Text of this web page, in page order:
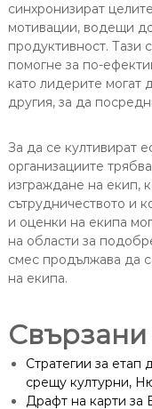
синхронизират
мотивации, водещи
продуктивност. Тази
помогне за по-
като лидерите могат
другия, за да
За да се култивират
организациите
изграждане на екип,
сътрудничеството и
и оценки на екипа
на области за
смес продължава да
на екипа.
Свързани
Стратегии за етап
срещу културни,
Драфт на карти за